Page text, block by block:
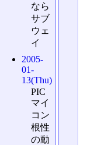
なら
サブ
ウェ
イ
2005-
01-
13(Thu)
PIC
マイ
コン
根性
の動